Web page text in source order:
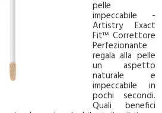
pelle
impeccabile -
Artistry Exact
Fit™ Correttore
Perfezionante
regala alla pelle
un aspetto
naturale e
impeccabile in
pochi secondi.
Quali benefici